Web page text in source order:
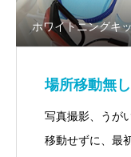
ホワイトニングキ
場所移動無
写真撮影、うが
移動せずに、最